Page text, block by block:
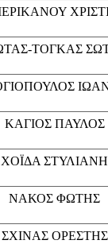
ΤΟΓΚΑΣ
ΚΑΓΙΟΣ ΠΑΥΛΟΣ
ΧΟΪΔΑ ΣΤΥΛΙΑΝΗ
ΝΑΚΟΣ ΦΩΤΗΣ
ΣΧΙΝΑΣ ΟΡΕΣΤΗΣ